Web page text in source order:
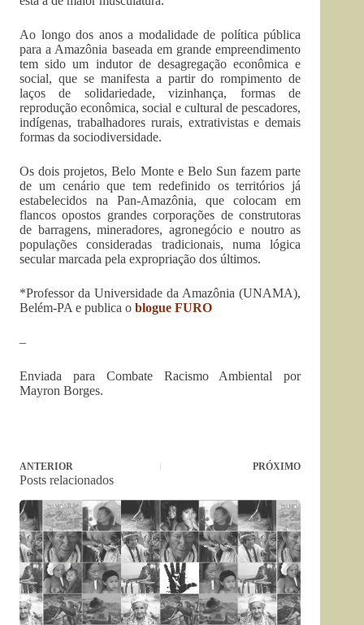
Ao longo dos anos a modalidade de política pública
para a Amazônia baseada em grande empreendimento
tem sido um indutor de desagregação econômica e
social, que se manifesta a partir do rompimento de
laços de solidariedade, vizinhança, formas de
reprodução econômica, social e cultural de pescadores,
indígenas, trabalhadores rurais, extrativistas e demais
formas da sociodiversidade.
Os dois projetos, Belo Monte e Belo Sun fazem parte
de um cenário que tem redefinido os territórios já
estabelecidos na Pan-Amazônia, que colocam em
flancos opostos grandes corporações de construtoras
de barragens, mineradores, agronegócio e noutro as
populações consideradas tradicionais, numa lógica
secular marcada pela expropriação dos últimos.
*Professor da Universidade da Amazônia (UNAMA),
Belém-PA e publica o blogue FURO
–
Enviada para Combate Racismo Ambiental por
Mayron Borges.
ANTERIOR PRÓXIMO
Posts relacionados